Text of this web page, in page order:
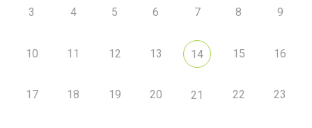
3 4 5 6 7 8 9
10 11 12 13 14 15 16
17 18 19 20 21 22 23